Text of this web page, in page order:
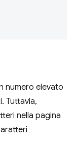
numero elevato
Tuttavia,
nella pagina